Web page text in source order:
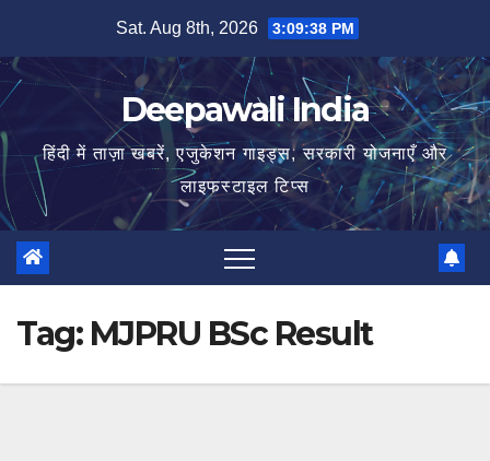
content
Sat. Aug 8th, 2026 3:09:39 PM
Deepawali India
हिंदी में ताज़ा खबरें, एजुकेशन गाइड्स, सरकारी योजनाएँ और
लाइफस्टाइल टिप्स
Tag: MJPRU BSc Result